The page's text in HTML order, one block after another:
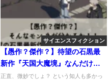
サイエンスフィクション
【愚作？傑作？】待望の石黒最
新作『天国大魔境』なんだけ
ど…【面白くない…？】
正直、微妙でしょ？ という知人も多かっ